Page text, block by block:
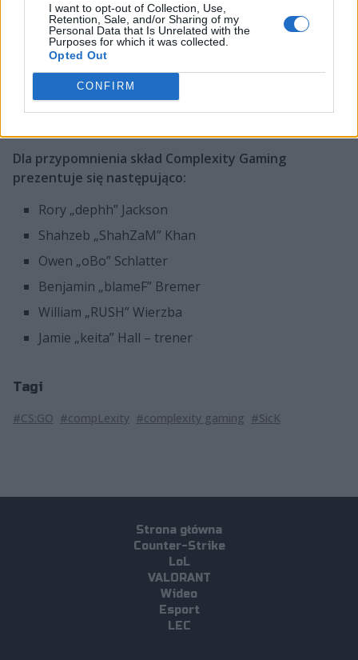
I want to opt-out of Collection, Use,
Retention, Sale, and/or Sharing of my
Personal Data that Is Unrelated with the
Purposes for which it was collected.
Opted Out
CONFIRM
No story or excuses regarding my time with
Complexity. I will simply prove that I deserve a
spot in the pro CS circuit. I am now a free
agent, open to offers. Will be spending my
time owning NA FPL for now.
Dla przypomnienia skład Complexity Gaming
prezentuje się następująco:
Rory „dephh” Jackson
Shahzeb „ShahZaM” Khan
Owen „oBo” Schlatter
Benjamin „blameF” Bremer
William „RUSH” Wierzba
Jamie „keita” Hall – trener
Tagi
#CS:GO #compLexity #complexity gaming #SicK
Strona główna
Counter-Strike
LoL
VALORANT
Wideo
Esport
LEC